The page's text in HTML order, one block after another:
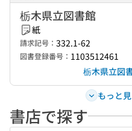
栃木県立図書館
紙
請求記号： 332.1-62
図書登録番号： 1103512461
栃木県立図
もっと見
書店で探す